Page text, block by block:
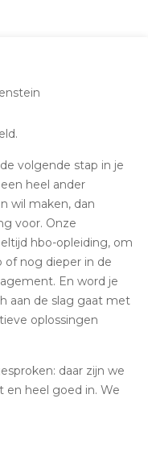
volgende stap in je
heel ander
wil maken, dan
voor. Onze
hbo-opleiding, om
of nog dieper in de
En word je
aan de slag gaat met
oplossingen
daar zijn we
en heel goed in. We